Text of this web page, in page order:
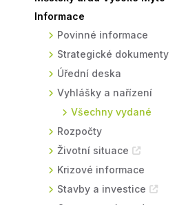
Sodomkovo Vysoké Mýto
Komise
Symboly města
Informace
Povinné informace
Strategické dokumenty
Úřední deska
Vyhlášky a nařízení
Všechny vydané
Rozpočty
Životní situace
Krizové informace
Stavby a investice